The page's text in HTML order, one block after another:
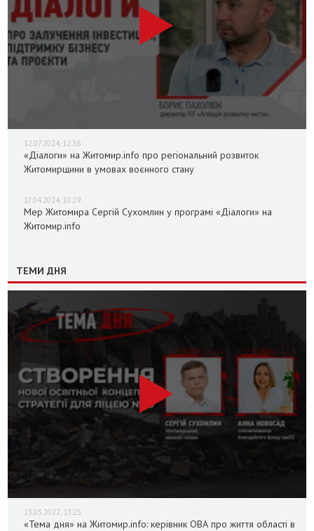
12.07.2024, 12:36
«Діалоги» на Житомир.info про регіональний розвиток
Житомирщини в умовах воєнного стану
17.04.2024, 10:29
Мер Житомира Сергій Сухомлин у програмі «Діалоги» на
Житомир.info
ТЕМИ ДНЯ
13.05.2022, 13:25
«Тема дня» на Житомир.info: керівник ОВА про життя області в